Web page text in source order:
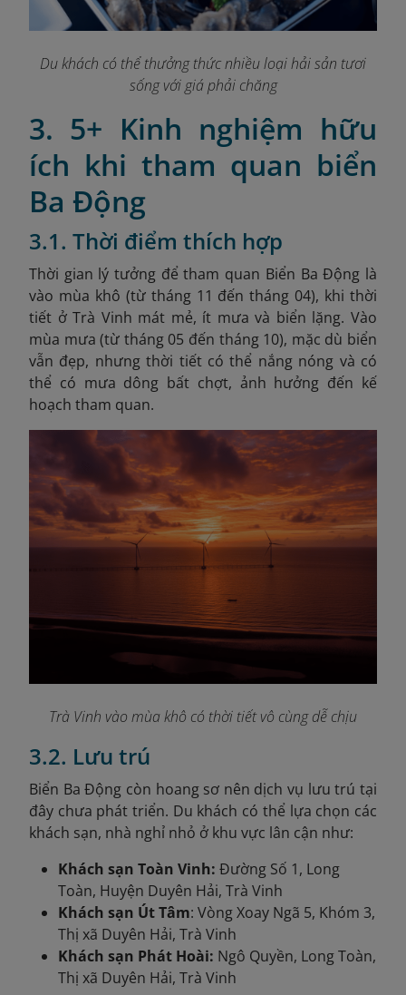
Du khách có thể thưởng thức nhiều loại hải sản tươi
sống với giá phải chăng
3. 5+ Kinh nghiệm hữu
ích khi tham quan biển
Ba Động
3.1. Thời điểm thích hợp
Thời gian lý tưởng để tham quan Biển Ba Động là
vào mùa khô (từ tháng 11 đến tháng 04), khi thời
tiết ở Trà Vinh mát mẻ, ít mưa và biển lặng. Vào
mùa mưa (từ tháng 05 đến tháng 10), mặc dù biển
vẫn đẹp, nhưng thời tiết có thể nắng nóng và có
thể có mưa dông bất chợt, ảnh hưởng đến kế
hoạch tham quan.
Trà Vinh vào mùa khô có thời tiết vô cùng dễ chịu
3.2. Lưu trú
Biển Ba Động còn hoang sơ nên dịch vụ lưu trú tại
đây chưa phát triển. Du khách có thể lựa chọn các
khách sạn, nhà nghỉ nhỏ ở khu vực lân cận như:
Khách sạn Toàn Vinh: Đường Số 1, Long
Toàn, Huyện Duyên Hải, Trà Vinh
Khách sạn Út Tâm: Vòng Xoay Ngã 5, Khóm 3,
Thị xã Duyên Hải, Trà Vinh
Khách sạn Phát Hoài: Ngô Quyền, Long Toàn,
Thị xã Duyên Hải, Trà Vinh